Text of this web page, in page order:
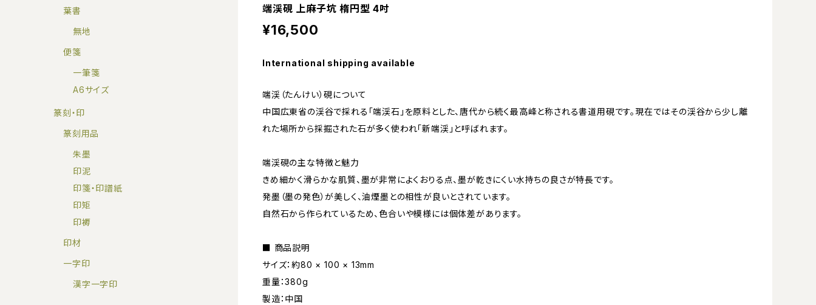
端渓硯 上麻子坑 楕円型 4吋
¥16,500
International shipping available
端渓（たんけい）硯について
中国広東省の渓谷で採れる「端渓石」を原料とした、唐代から続く最高峰と称される書道用硯です。現在ではその渓谷から少し離
れた場所から採掘された石が多く使われ「新端渓」と呼ばれます。
端渓硯の主な特徴と魅力
きめ細かく滑らかな肌質、墨が非常によくおりる点、墨が乾きにくい水持ちの良さが特長です。
発墨（墨の発色）が美しく、油煙墨との相性が良いとされています。
自然石から作られているため、色合いや模様には個体差があります。
■ 商品説明
サイズ：約80 × 100 × 13mm
重量：380g
製造：中国
葉書
無地
便箋
一筆箋
A6サイズ
篆刻・印
篆刻用品
朱墨
印泥
印箋・印譜紙
印矩
印褥
印材
一字印
漢字一字印